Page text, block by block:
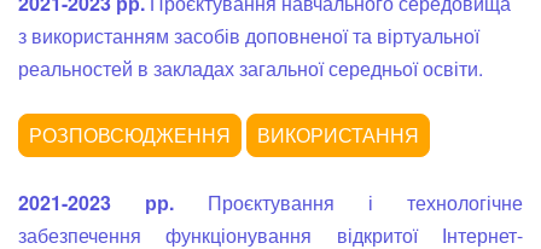
з використанням засобів доповненої та віртуальної
реальностей в закладах загальної середньої освіти.
2021-2023 рр. Проєктування і технологічне
забезпечення функціонування відкритої Інтернет-